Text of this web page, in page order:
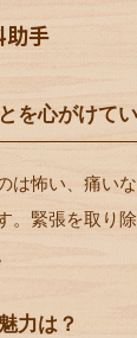
助手
を心がけて
は怖い、痛い
。緊張を取り
力は？